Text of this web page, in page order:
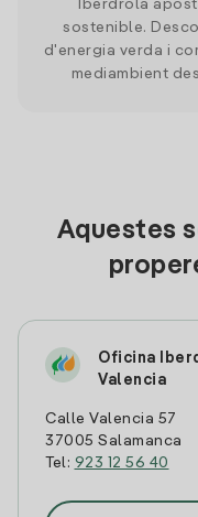
Iberdrola
sostenible.
d'energia verda i
mediambient
Aquestes
Oficina
Valencia
Calle Valencia 57
37005 Salamanca
Tel: 923 12 56 40